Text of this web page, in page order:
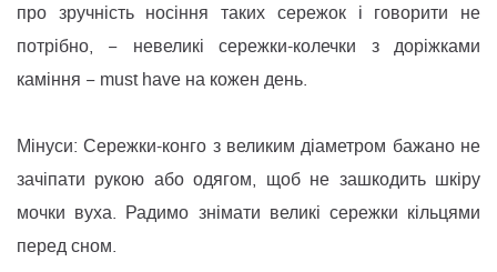
про зручність носіння таких сережок і говорити не
потрібно, − невеликі сережки-колечки з доріжками
каміння − must have на кожен день.
Мінуси: Сережки-конго з великим діаметром бажано не
зачіпати рукою або одягом, щоб не зашкодить шкіру
мочки вуха. Радимо знімати великі сережки кільцями
перед сном.